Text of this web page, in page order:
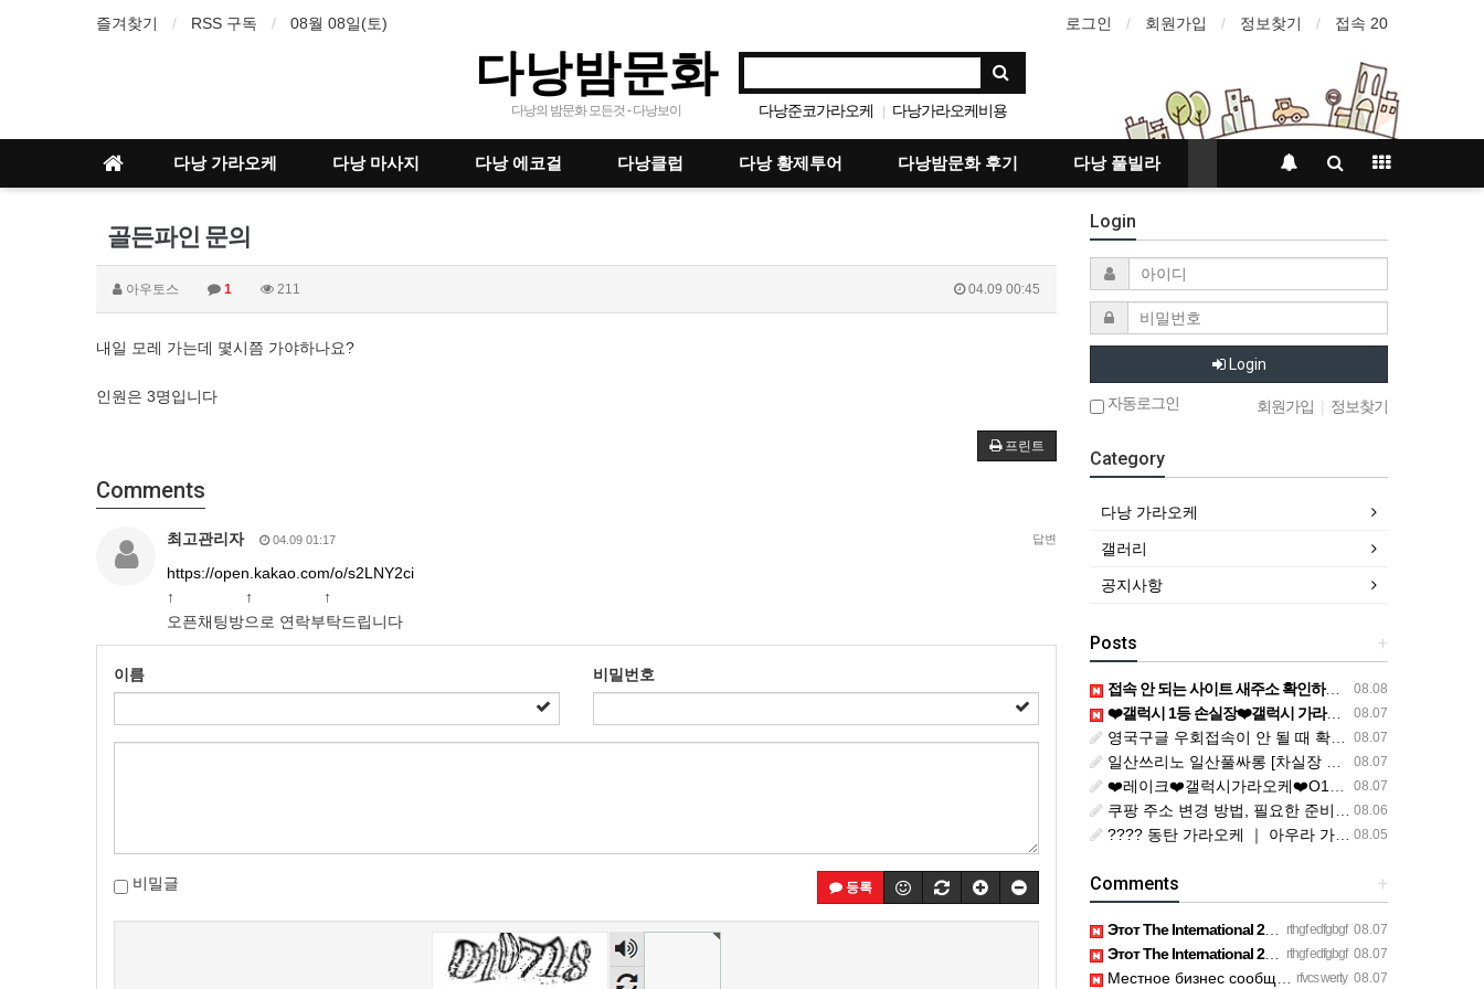
즐겨찾기 RSS 구독 08월 08일(토) 로그인 회원가입 정보찾기 접속 20
다낭밤문화
다낭의 밤문화 모든것 - 다낭보이 다낭준코가라오케 | 다낭가라오케비용
| 다낭에코걸 | 다낭풍투이 | 다낭마사지
| 다낭돈키호테 다낭붐붐마사지
| 다낭벤츠가라오케 | 다낭화월루
다낭 가라오케 다낭 마사지 다낭 에코걸 다낭클럽 다낭 황제투어 다낭밤문화 후기 다낭 풀빌라 커뮤니티
골든파인 문의
아우토스 1 211 04.09 00:45
내일 모레 가는데 몇시쯤 가야하나요?
인원은 3명입니다
프린트
Comments
최고관리자 04.09 01:17 답변
https://open.kakao.com/o/s2LNY2ci
↑ ↑ ↑
오픈채팅방으로 연락부탁드립니다
이름 비밀번호
등록
비밀글
Login
Login
자동로그인 회원가입 | 정보찾기
Category
다낭 가라오케
갤러리
공지사항
+
Posts
08.08
접속 안 되는 사이트 새주소 확인하는 방법과 다시 연결하는 순서
08.07
❤️갤럭시 1등 손실장❤️갤럭시 가라오케❤️O1O-6869-785O❤️❤️ ｜ ❤️010-6869-7850❤️ ｜ ❤️soo588❤️ ｜ ❤️soo588❤ ｜ https://galaxykaraoke01.clickn.co.kr/pages/place
08.07
영국구글 우회접속이 안 될 때 확인해야 할 원인과 해결 방법
08.07
일산쓰리노 일산풀싸롱 [차실장 OlO 774O 5O82] 마두동쓰리노 주엽동쓰리노 이용 전 꼭 살펴볼 Q&A 모음 일산셔츠룸 일산룸싸롱 일산풀싸롱 일산3NO 일산유흥 화정동쓰리노 행신동쓰리노 대화동쓰??
08.07
❤️레이크❤️갤럭시가라오케❤️O1O-6869-785O❤️빠른예약❤️ ｜ ❤️010-6869-7850❤️텔레 soo588❤️깨깨오톡 soo588❤️ ｜ https://galaxykaraoke01.clickn.co.kr/main ｜ https://blog.naver.com/galaxykaraoke-/2243704
08.06
쿠팡 주소 변경 방법, 필요한 준비물부터 확인 절차까지 알아보기
08.05
???? 동탄 가라오케 ｜ 아우라 가라오케｜ 연락 : o1o*5863*5343 ☎️ ｜ 5343aa
+
Comments
rthgf edfgbgf 08.07
Этот The International 2026 точно войдет в историю киберспор…
rthgf edfgbgf 08.07
Этот The International 2026 точно войдет в историю киберспор…
rfvcs werty 08.07
Местное бизнес сообщество предпринимателей в Санкт-Петербург…